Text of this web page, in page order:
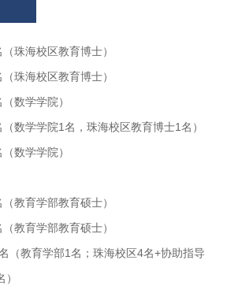
珠海校区教育博士）
珠海校区教育博士）
数学学院）
数学学院1名，珠海校区教育博士1名）
数学学院）
教育学部教育硕士）
教育学部教育硕士）
（教育学部1名；珠海校区4名+协助指导